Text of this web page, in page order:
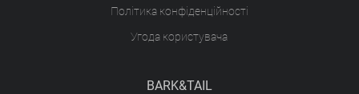
Політика конфіденційності
Угода користувача
BARK&TAIL